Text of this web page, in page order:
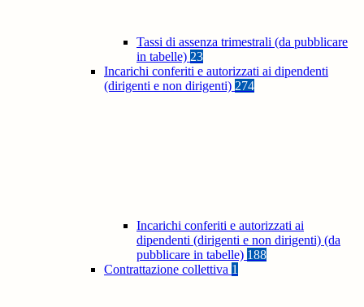
Tassi di assenza trimestrali (da pubblicare
in tabelle) 23
Incarichi conferiti e autorizzati ai dipendenti
(dirigenti e non dirigenti) 274
Incarichi conferiti e autorizzati ai
dipendenti (dirigenti e non dirigenti) (da
pubblicare in tabelle) 188
Contrattazione collettiva 1